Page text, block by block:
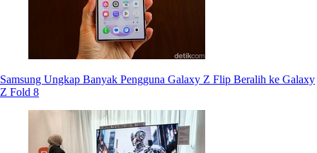
Samsung Ungkap Banyak Pengguna Galaxy Z Flip Beralih ke Galaxy
Z Fold 8